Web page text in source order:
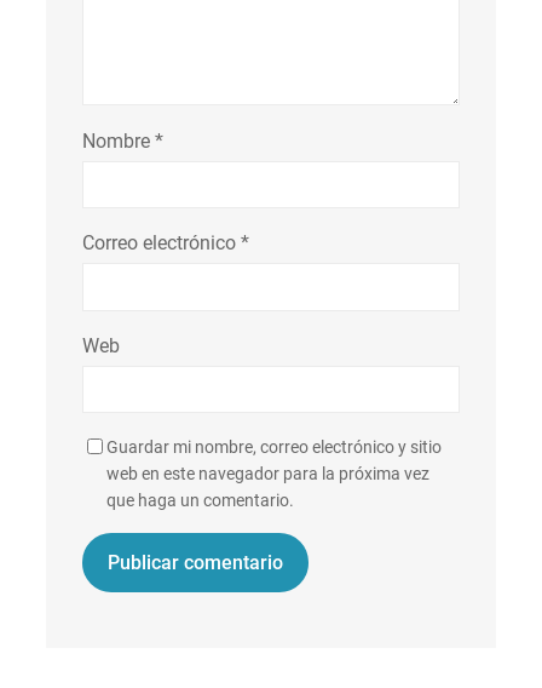
Nombre *
Correo electrónico *
Web
Guardar mi nombre, correo electrónico y sitio
web en este navegador para la próxima vez
que haga un comentario.